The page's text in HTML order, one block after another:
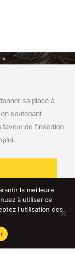
»
sa place à
soutenant
de l’insertion
la meilleure
à utiliser ce
l'utilisation des